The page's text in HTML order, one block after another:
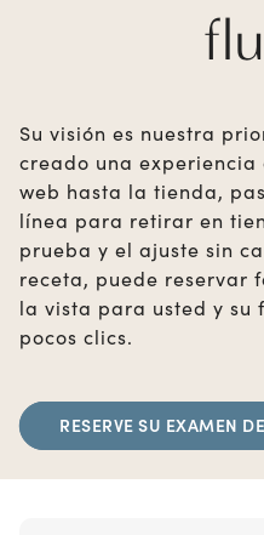
Su visión es nuestra
creado una
web hasta la tienda,
línea para retirar en
prueba y el ajuste sin
receta, puede reservar
la vista para usted y su
pocos clics.
RESERVE SU EXAMEN